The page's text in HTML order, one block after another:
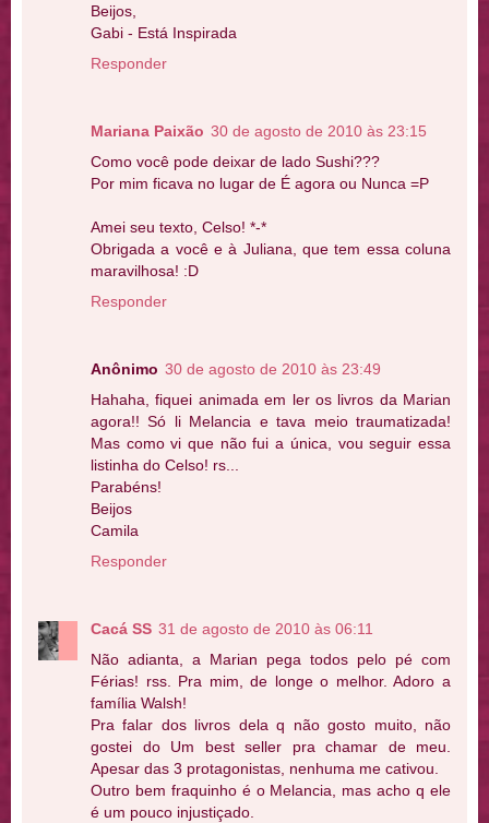
Beijos,
Gabi - Está Inspirada
Responder
Mariana Paixão 30 de agosto de 2010 às 23:15
Como você pode deixar de lado Sushi???
Por mim ficava no lugar de É agora ou Nunca =P
Amei seu texto, Celso! *-*
Obrigada a você e à Juliana, que tem essa coluna
maravilhosa! :D
Responder
Anônimo 30 de agosto de 2010 às 23:49
Hahaha, fiquei animada em ler os livros da Marian
agora!! Só li Melancia e tava meio traumatizada!
Mas como vi que não fui a única, vou seguir essa
listinha do Celso! rs...
Parabéns!
Beijos
Camila
Responder
Cacá SS 31 de agosto de 2010 às 06:11
Não adianta, a Marian pega todos pelo pé com
Férias! rss. Pra mim, de longe o melhor. Adoro a
família Walsh!
Pra falar dos livros dela q não gosto muito, não
gostei do Um best seller pra chamar de meu.
Apesar das 3 protagonistas, nenhuma me cativou.
Outro bem fraquinho é o Melancia, mas acho q ele
é um pouco injustiçado.